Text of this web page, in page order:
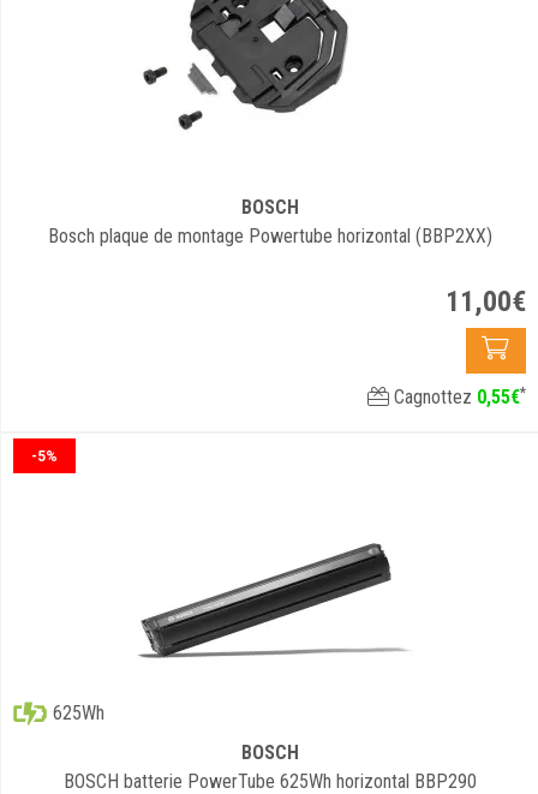
BOSCH
Bosch plaque de montage Powertube horizontal (BBP2XX)
11,00€
Cagnottez 0,55€*
-5%
625Wh
BOSCH
BOSCH batterie PowerTube 625Wh horizontal BBP290